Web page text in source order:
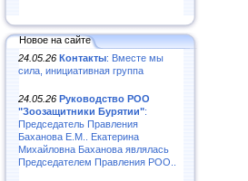
Новое на сайте
24.05.26 Контакты: Вместе мы
сила, инициативная группа
24.05.26 Руководство РОО
"Зоозащитники Бурятии":
Председатель Правления
Баханова Е.М.. Екатерина
Михайловна Баханова являлась
Председателем Правления РОО..